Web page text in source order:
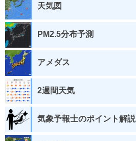
天気図
PM2.5分布予測
アメダス
2週間天気
気象予報士のポイント解説